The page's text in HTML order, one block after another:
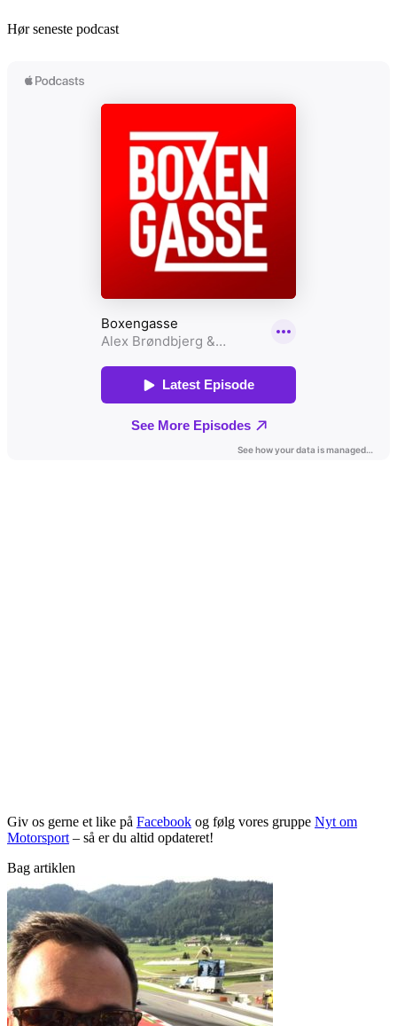
Hør seneste podcast
Giv os gerne et like på Facebook og følg vores gruppe Nyt om
Motorsport – så er du altid opdateret!
Bag artiklen